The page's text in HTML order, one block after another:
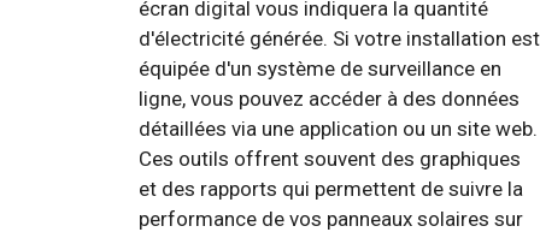
écran digital vous indiquera la quantité
d'électricité générée. Si votre installation est
équipée d'un système de surveillance en
ligne, vous pouvez accéder à des données
détaillées via une application ou un site web.
Ces outils offrent souvent des graphiques
et des rapports qui permettent de suivre la
performance de vos panneaux solaires sur